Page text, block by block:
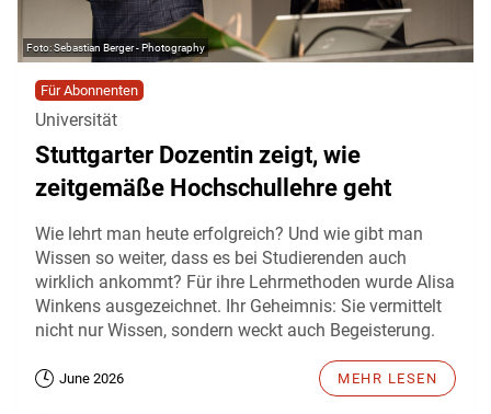
Sebastian Berger - Photography
Für Abonnenten
Universität
Stuttgarter Dozentin zeigt, wie
zeitgemäße Hochschullehre geht
Wie lehrt man heute erfolgreich? Und wie gibt man
Wissen so weiter, dass es bei Studierenden auch
wirklich ankommt? Für ihre Lehrmethoden wurde Alisa
Winkens ausgezeichnet. Ihr Geheimnis: Sie vermittelt
nicht nur Wissen, sondern weckt auch Begeisterung.
June 2026 MEHR LESEN